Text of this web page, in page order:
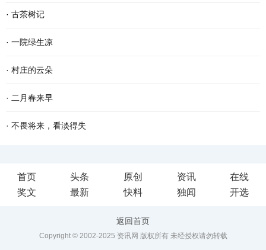
· 古茶树记
南方有嘉木，东门出古茶。 横亘南疆的十万大山状如巨螯，分成南北
两岭，螯尖直指西南。南岭为十万大山主脉。北岭略小，方志谓之余
脉。顶峰名雷浦茶。我以为地名有误，为何不是...
· 一院绿生凉
又到一年植树节，想起老家屋前屋后的树木来。 老家三间瓦房，隔着
花墙，在黑漆大门旁斜伸着一株樱桃树。那株樱桃，不知是何时栽
的，倚着水沟，长得歪歪扭扭，却极力把身子倚向...
· 村庄的云朵
在村庄里，更多的时候，人们看到的都是一朵云起，却没有时间一直
看到一朵云飘向何方。人们总是忙着低头劳作或是赶路，没有时间跟
· 二月春来早
二月的大地，已过立春节气，这就是春天了。 只是春风料峭，倒春寒
深处已被喊醒，春天的温暖势不可挡，无论是天...
· 不畏将来，看淡得失
历在目。然而故事却再也无法重演了。 物是人非事事休，唯有剩
首页 头条 原创 资讯
在线
奖文
最新 快料 独闻 开选
返回首页
Copyright © 2002-2025 资讯网 版权所有 未经授权请勿转载